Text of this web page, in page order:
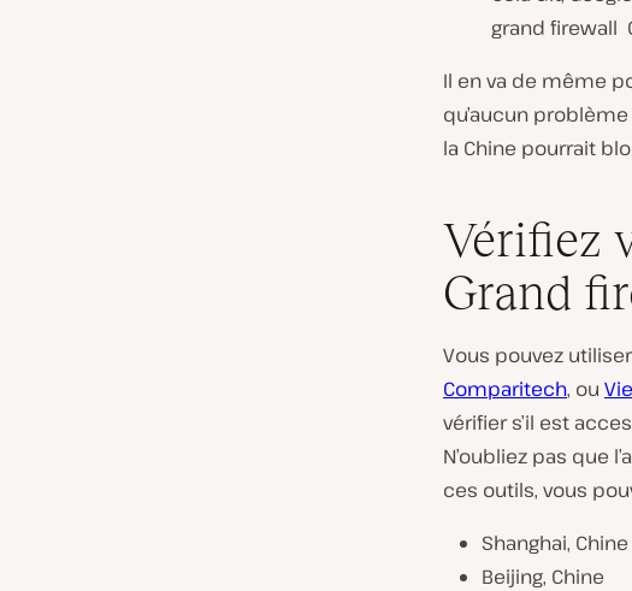
grand firewall
Il en va de même
qu’aucun
la Chine pourrait
Vérifiez
Grand
Vous pouvez
Comparitech, ou
vérifier s’il est
N’oubliez pas que
ces outils, vous
Shanghai, Chine
Beijing, Chine